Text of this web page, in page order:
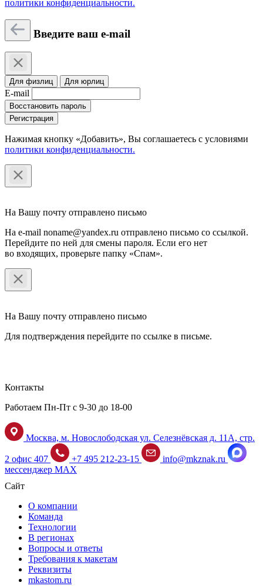
политики конфиденциальности.
Введите ваш e-mail
Для физлиц Для юрлиц
E-mail
Восстановить пароль
Регистрация
Нажимая кнопку «Добавить», Вы соглашаетесь c условиями
политики конфиденциальности.
На Вашу почту отправлено письмо
На e-mail noname@yandex.ru отправлено письмо со ссылкой.
Перейдите по ней для смены пароля. Если его нет
во входящих, проверьте папку «Спам».
На Вашу почту отправлено письмо
Для подтверждения перейдите по ссылке в письме.
Контакты
Работаем Пн-Пт с 9-30 до 18-00
Москва, м. Новослободская ул. Селезнёвская д. 11А, стр.
2 офис 407 +7 495 212-23-15
info@mkznak.ru
мессенджер MAX
Сайт
О компании
Команда
Технологии
В регионах
Вопросы и ответы
Требования к макетам
Реквизиты
mkastom.ru